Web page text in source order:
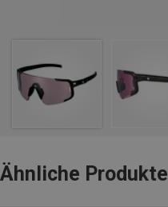
Ähnliche Produkte